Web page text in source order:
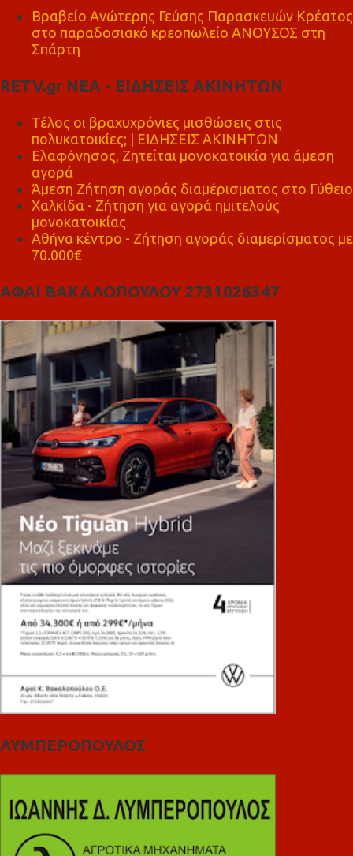
Βραβείο Ανώτερης Γεύσης Παρασκευών Κρέατος
στο παραδοσιακό κρεοπωλείο ΑΝΟΥΣΟΣ στη
Σπάρτη
RETV.gr ΝΕΑ - ΕΙΔΗΣΕΙΣ ΑΚΙΝΗΤΩΝ
Τέλος οι βραχυχρόνιες μισθώσεις στις
πολυκατοικίες; | ΕΙΔΗΣΕΙΣ ΑΚΙΝΗΤΩΝ
Ελαφόνησος, Ζητείται μονοκατοικία για άμεση
αγορά
Άμεση Ζήτηση αγοράς διαμέρισματος στο Γύθειο
Χαλκίδα - Ζήτηση για αγορά ημιτελούς
μονοκατοικίας
Αθήνα κέντρο - Ζήτηση αγοράς διαμερίσματος με
70.000€
ΑΦΑΙ ΒΑΚΑΛΟΠΟΥΛΟΥ 2731026347
ΛΥΜΠΕΡΟΠΟΥΛΟΣ